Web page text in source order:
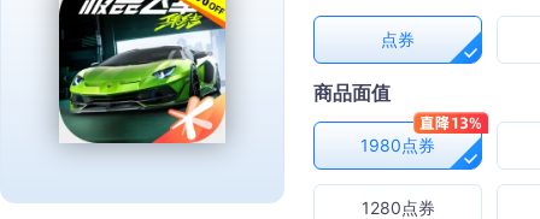
点券
商品面值
1980点券
1280点券